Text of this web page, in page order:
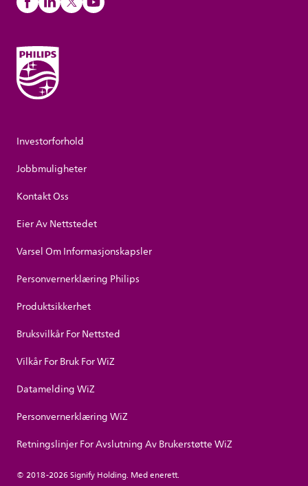
Investorforhold
Jobbmuligheter
Kontakt Oss
Eier Av Nettstedet
Varsel Om Informasjonskapsler
Personvernerklæring Philips
Produktsikkerhet
Bruksvilkår For Nettsted
Vilkår For Bruk For WiZ
Datamelding WiZ
Personvernerklæring WiZ
Retningslinjer For Avslutning Av Brukerstøtte WiZ
© 2018-2026 Signify Holding. Med enerett.